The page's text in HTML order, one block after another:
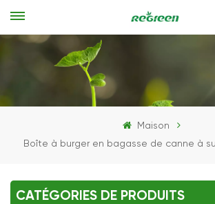
Maison
Boîte à burger en bagasse de canne à
CATÉGORIES DE PRODUITS